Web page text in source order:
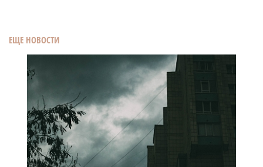
ЕЩЕ НОВОСТИ